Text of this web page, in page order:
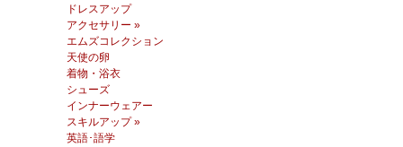
ドレスアップ
アクセサリー »
エムズコレクション
天使の卵
着物・浴衣
シューズ
インナーウェアー
スキルアップ »
英語･語学